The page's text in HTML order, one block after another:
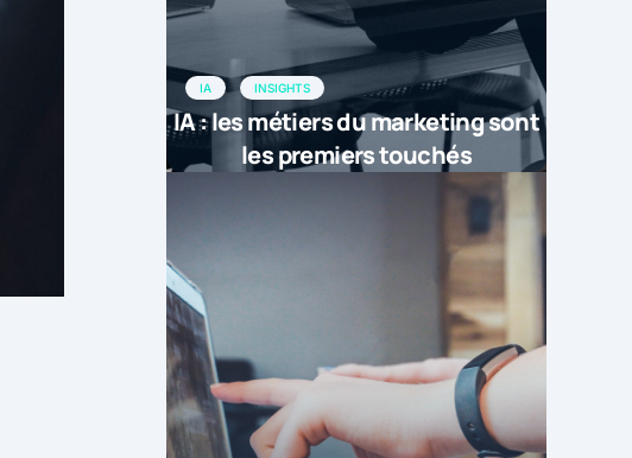
IA INSIGHTS
IA : les métiers du marketing sont
les premiers touchés